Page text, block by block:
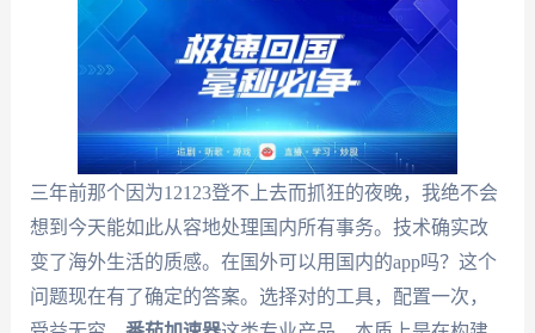
三年前那个因为12123登不上去而抓狂的夜晚，我绝不会
想到今天能如此从容地处理国内所有事务。技术确实改
变了海外生活的质感。在国外可以用国内的app吗？这个
问题现在有了确定的答案。选择对的工具，配置一次，